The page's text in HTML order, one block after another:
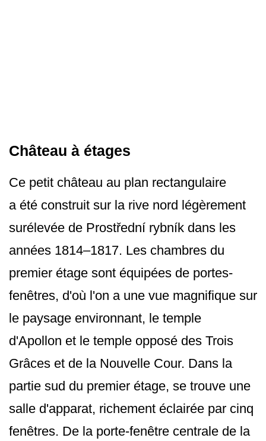
Château à étages
Ce petit château au plan rectangulaire
a été construit sur la rive nord légèrement
surélevée de Prostřední rybník dans les
années 1814–1817. Les chambres du
premier étage sont équipées de portes-
fenêtres, d'où l'on a une vue magnifique sur
le paysage environnant, le temple
d'Apollon et le temple opposé des Trois
Grâces et de la Nouvelle Cour. Dans la
partie sud du premier étage, se trouve une
salle d'apparat, richement éclairée par cinq
fenêtres. De la porte-fenêtre centrale de la